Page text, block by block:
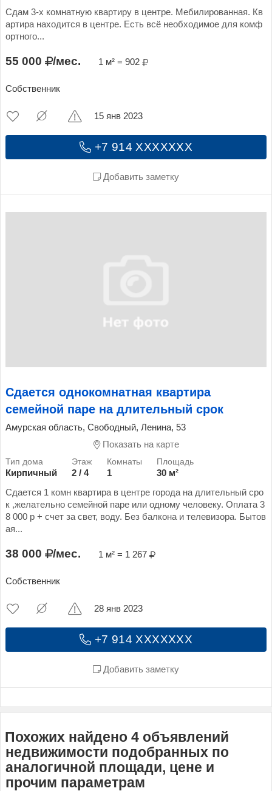
Сдам 3-х комнатную квартиру в центре. Мебилированная. Кв
артира находится в центре. Есть всё необходимое для комф
ортного...
55 000 /мес. 1 м² = 902
Собственник
+7 914 XXXXXXX
Добавить заметку
15 янв 2023
Сдается однокомнатная квартира
семейной паре на длительный срок
Амурская область, Свободный, Ленина, 53
Показать на карте
Кирпичный 2 / 4 1
30 м²
Сдается 1 комн квартира в центре города на длительный сро
к ,желательно семейной паре или одному человеку. Оплата 3
8 000 р + счет за свет, воду. Без балкона и телевизора. Бытов
ая...
38 000 /мес. 1 м² = 1 267
Собственник
+7 914 XXXXXXX
Добавить заметку
28 янв 2023
Похожих найдено 4 объявлений
недвижимости подобранных по
аналогичной площади, цене и
прочим параметрам